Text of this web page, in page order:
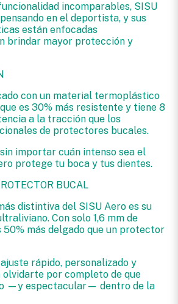
incomparables, SISU
en el deportista, y sus
están enfocadas
brindar mayor protección y
con un material termoplástico
es 30% más resistente y tiene 8
a la tracción que los
de protectores bucales.
importar cuán intenso sea el
protege tu boca y tus dientes.
BUCAL
distintiva del SISU Aero es su
Con solo 1,6 mm de
50% más delgado que un protector
rápido, personalizado y
olvidarte por completo de que
—y espectacular— dentro de la